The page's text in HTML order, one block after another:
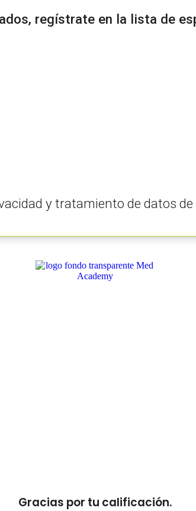
regístrate en la lista de
y tratamiento de datos de
Gracias por tu calificación.